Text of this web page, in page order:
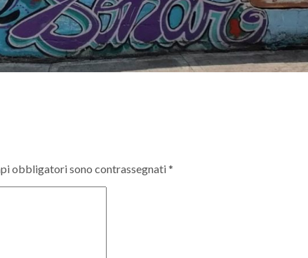
obbligatori sono contrassegnati*